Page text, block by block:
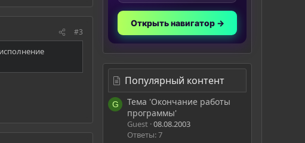
#3
Открыть навигатор →
Популярный контент
G
Тема 'Окончание работы
программы'
Guest 08.08.2003
Ответы: 7